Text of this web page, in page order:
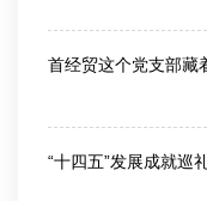
首经贸这个党支部藏
“十四五”发展成就巡